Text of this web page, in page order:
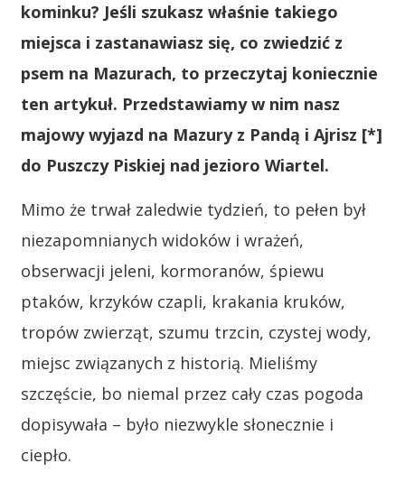
kominku? Jeśli szukasz właśnie takiego
miejsca i zastanawiasz się, co zwiedzić z
psem na Mazurach, to przeczytaj koniecznie
ten artykuł. Przedstawiamy w nim nasz
majowy wyjazd na Mazury z Pandą i Ajrisz [*]
do Puszczy Piskiej nad jezioro Wiartel.
Mimo że trwał zaledwie tydzień, to pełen był
niezapomnianych widoków i wrażeń,
obserwacji jeleni, kormoranów, śpiewu
ptaków, krzyków czapli, krakania kruków,
tropów zwierząt, szumu trzcin, czystej wody,
miejsc związanych z historią. Mieliśmy
szczęście, bo niemal przez cały czas pogoda
dopisywała – było niezwykle słonecznie i
ciepło.